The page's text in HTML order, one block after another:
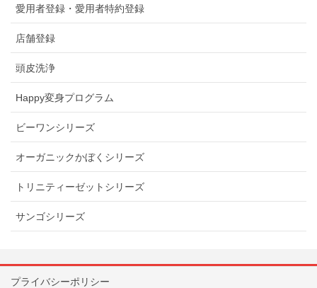
愛用者登録・愛用者特約登録
店舗登録
頭皮洗浄
Happy変身プログラム
ビーワンシリーズ
オーガニックかぼくシリーズ
トリニティーゼットシリーズ
サンゴシリーズ
プライバシーポリシー